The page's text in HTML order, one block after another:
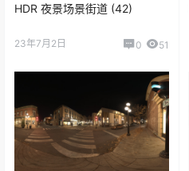
HDR 夜景场景街道 (42)
23年7月2日 0 51